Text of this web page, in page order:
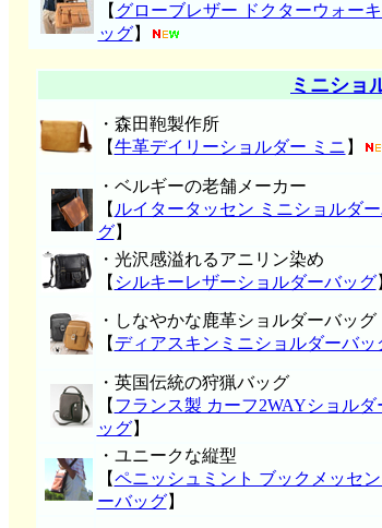
【 グローブレザー ドクターウォー
ッグ】
ミニショ
・森田鞄製作所
【牛革デイリーショルダー ミニ 】
・ベルギーの老舗メーカー
【 ルイタータッセン ミニショルダ
グ】
・光沢感溢れるアニリン染め
【 シルキーレザーショルダーバッグ
・しなやかな鹿革ショルダーバッグ
【 ディアスキンミニショルダーバッ
・英国伝統の狩猟バッグ
【 フランス製 カーフ2WAYショルダ
ッグ】
・ユニークな縦型
【ペニッシュミント ブックメッセ
ーバッグ】